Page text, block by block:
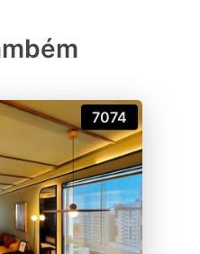
7074